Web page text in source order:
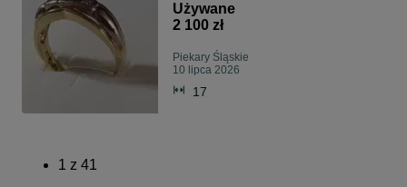
Używane
2 100 zł
Piekary Śląskie
10 lipca 2026
17
1 z 41